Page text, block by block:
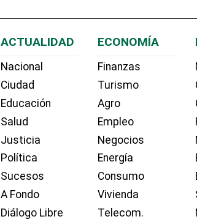
ACTUALIDAD
Nacional
Ciudad
Educación
Salud
Justicia
Política
Sucesos
A Fondo
Diálogo Libre
ECONOMÍA
Finanzas
Turismo
Agro
Empleo
Negocios
Energía
Consumo
Vivienda
Telecom.